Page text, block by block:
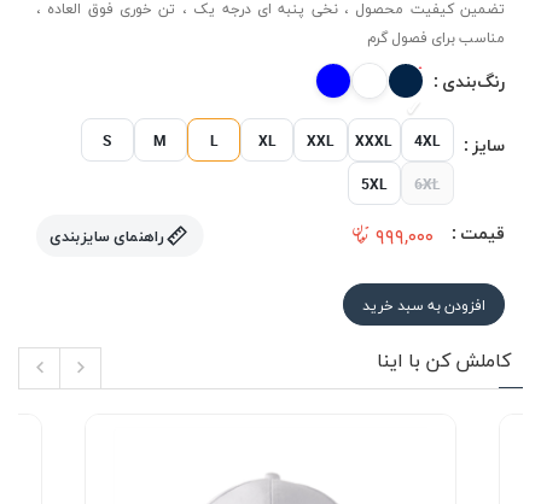
تضمین کیفیت محصول ، نخی پنبه ای درجه یک ، تن خوری فوق العاده ،
مناسب برای فصول گرم
رنگ‌بندی :
سایز : S M L XL XXL XXXL 4XL
5XL 6XL
قیمت : ۹۹۹,۰۰۰ راهنمای سایزبندی
افزودن به سبد خرید
کاملش کن با اینا